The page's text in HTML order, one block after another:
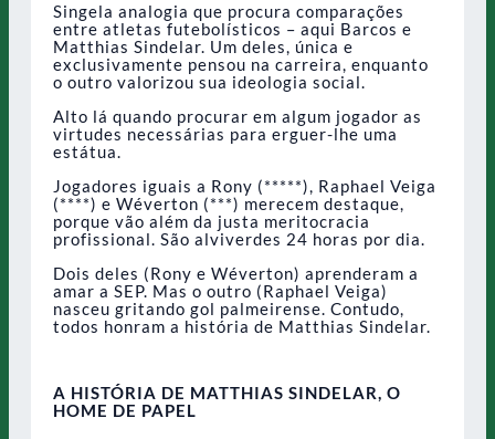
Singela analogia que procura comparações
entre atletas futebolísticos – aqui Barcos e
Matthias Sindelar. Um deles, única e
exclusivamente pensou na carreira, enquanto
o outro valorizou sua ideologia social.
Alto lá quando procurar em algum jogador as
virtudes necessárias para erguer-lhe uma
estátua.
Jogadores iguais a Rony (*****), Raphael Veiga
(****) e Wéverton (***) merecem destaque,
porque vão além da justa meritocracia
profissional. São alviverdes 24 horas por dia.
Dois deles (Rony e Wéverton) aprenderam a
amar a SEP. Mas o outro (Raphael Veiga)
nasceu gritando gol palmeirense. Contudo,
todos honram a história de Matthias Sindelar.
A HISTÓRIA DE MATTHIAS SINDELAR, O
HOME DE PAPEL